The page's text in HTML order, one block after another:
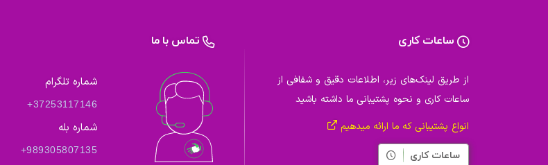
ساعات کاری
از طریق لینک‌های زیر، اطلاعات دقیق و شفافی از
ساعات کاری و نحوه پشتیبانی ما داشته باشید
انواع پشتیبانی که ما ارائه میدهیم
ساعات کاری
تماس با ما
شماره تلگرام
+37253117146
شماره بله
+989305807135